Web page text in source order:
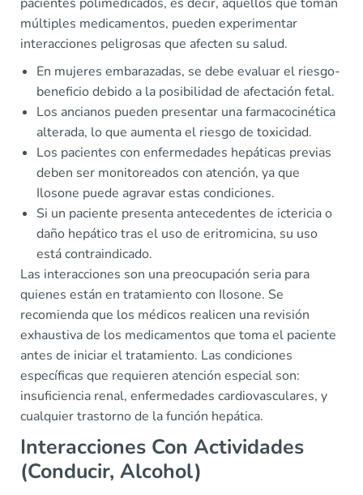
múltiples medicamentos, pueden experimentar
interacciones peligrosas que afecten su salud.
En mujeres embarazadas, se debe evaluar el riesgo-
beneficio debido a la posibilidad de afectación fetal.
Los ancianos pueden presentar una farmacocinética
alterada, lo que aumenta el riesgo de toxicidad.
Los pacientes con enfermedades hepáticas previas
deben ser monitoreados con atención, ya que
Ilosone puede agravar estas condiciones.
Si un paciente presenta antecedentes de ictericia o
daño hepático tras el uso de eritromicina, su uso
está contraindicado.
Las interacciones son una preocupación seria para
quienes están en tratamiento con Ilosone. Se
recomienda que los médicos realicen una revisión
exhaustiva de los medicamentos que toma el paciente
antes de iniciar el tratamiento. Las condiciones
específicas que requieren atención especial son:
insuficiencia renal, enfermedades cardiovasculares, y
cualquier trastorno de la función hepática.
Interacciones Con Actividades
(Conducir, Alcohol)